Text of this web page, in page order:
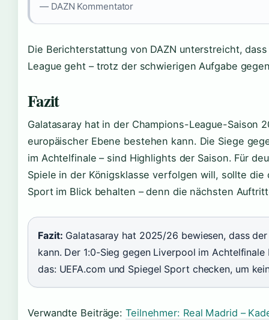
— DAZN Kommentator
Die Berichterstattung von DAZN unterstreicht,
League geht – trotz der schwierigen Aufgabe
Fazit
Galatasaray hat in der Champions-League-Saison
europäischer Ebene bestehen kann. Die Siege
im Achtelfinale – sind Highlights der Saison. Für
Spiele in der Königsklasse verfolgen will, sollte die
Sport im Blick behalten – denn die nächsten
Fazit: Galatasaray hat 2025/26 bewiesen, dass
kann. Der 1:0-Sieg gegen Liverpool im
das: UEFA.com und Spiegel Sport checken, um
Verwandte Beiträge: Teilnehmer: Real Madrid –